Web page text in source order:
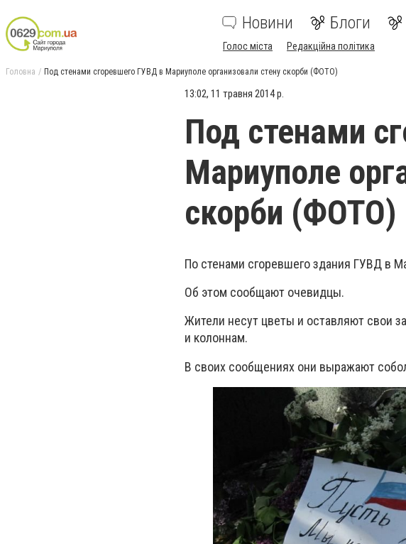
Новини Блоги
Голос міста Редакційна політика
Головна Под стенами сгоревшего ГУВД в Мариуполе организовали стену скорби (ФОТО)
13:02, 11 травня 2014 р.
Под стенами
Мариуполе
скорби (ФОТО)
По стенами сгоревшего здания ГУВД в
Об этом сообщают очевидцы.
Жители несут цветы и оставляют свои
и колоннам.
В своих сообщениях они выражают